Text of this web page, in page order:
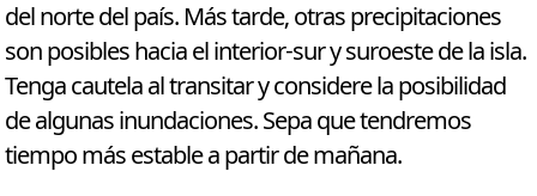
del norte del país. Más tarde, otras precipitaciones
son posibles hacia el interior-sur y suroeste de la isla.
Tenga cautela al transitar y considere la posibilidad
de algunas inundaciones. Sepa que tendremos
tiempo más estable a partir de mañana.